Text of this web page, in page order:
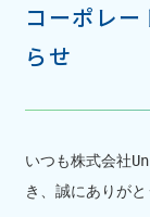
コーポレ
らせ
いつも株式会社
き、誠にありがと